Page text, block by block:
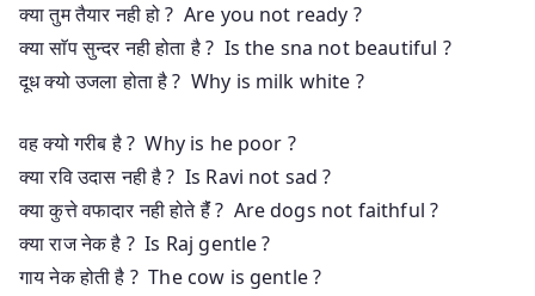
क्या तुम तैयार नही हो ? Are you not ready ?
क्या साॅप सुन्दर नही होता है ? Is the sna not beautiful ?
दूध क्यो उजला होता है ? Why is milk white ?
वह क्यो गरीब है ? Why is he poor ?
क्या रवि उदास नही है ? Is Ravi not sad ?
क्या कुत्ते वफादार नही होते हैंं ? Are dogs not faithful ?
क्या राज नेक है ? Is Raj gentle ?
गाय नेक होती है ? The cow is gentle ?